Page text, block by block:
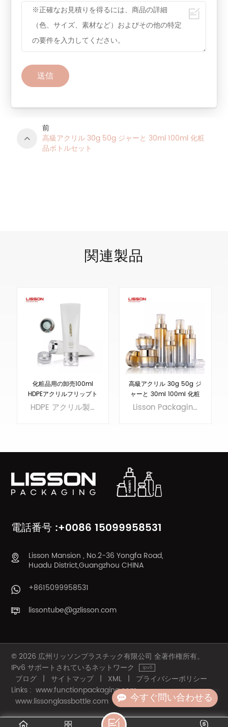
今すぐ問い合わせる
送信
前
高級アクリル 30g 50g ジャーと 30ml 100ml 化粧
品ボトルセット
関連製品
化粧品用の卸売100ml
HDPEアクリルフリップト
ップボトル
HDPE アクリル製フリップトップボトル。この多用途ボトルは、ローション、クリーム、美容液などを含む幅広い化粧品に最適です。MOQ10000 個、今すぐ注文してください。
もっと詳しく
高級アクリル 30g 50g ジ
ャーと 30ml 100ml 化粧
品ボトルセット
Lisson Packaging は、スキンケアに適したアクリル製のボトルや瓶を製造する 20 以上の生産ラインを所有しています。
もっと詳しく
電話番号 :+0086 15099958531
Lisson Mansion , No.2-36 Yongfa Road,
Huadu District,Guangzhou CHINA
+8615099958531
lissontube@gzlisson.com
© 2026 広州リッソンプラスチック有限公司 全著作権所有。
IPv6 サポートされているネットワーク
ブログ | サイトマップ | XML |
プライバシーポリシー
Links : www.functionpackaging.com
www.lissonglassbottle.com